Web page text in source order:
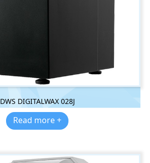
DWS DIGITALWAX 028J
Read more +